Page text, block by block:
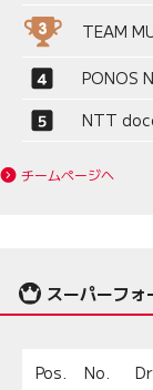
TEAM
PONOS
NTT
チームページへ
スーパーフ
Pos. No.